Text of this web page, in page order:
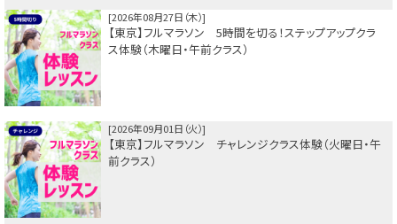
2026年08月27日（木）
【東京】フルマラソン 5時間を切る！ステップアップクラ
ス体験（木曜日・午前クラス）
2026年09月01日（火）
【東京】フルマラソン チャレンジクラス体験（火曜日・午
前クラス）